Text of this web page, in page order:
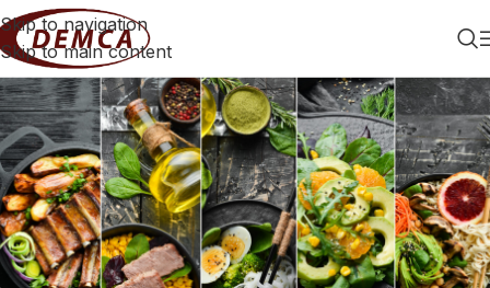
Skip to navigation
Skip to main content